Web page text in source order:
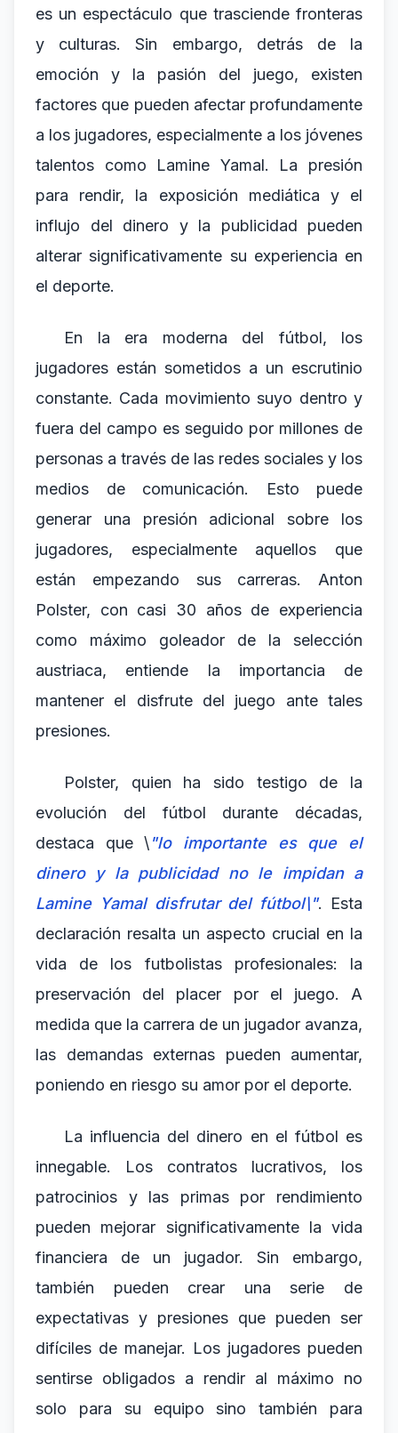
es un espectáculo que trasciende fronteras
y culturas. Sin embargo, detrás de la
emoción y la pasión del juego, existen
factores que pueden afectar profundamente
a los jugadores, especialmente a los jóvenes
talentos como Lamine Yamal. La presión
para rendir, la exposición mediática y el
influjo del dinero y la publicidad pueden
alterar significativamente su experiencia en
el deporte.
En la era moderna del fútbol, los
jugadores están sometidos a un escrutinio
constante. Cada movimiento suyo dentro y
fuera del campo es seguido por millones de
personas a través de las redes sociales y los
medios de comunicación. Esto puede
generar una presión adicional sobre los
jugadores, especialmente aquellos que
están empezando sus carreras. Anton
Polster, con casi 30 años de experiencia
como máximo goleador de la selección
austriaca, entiende la importancia de
mantener el disfrute del juego ante tales
presiones.
Polster, quien ha sido testigo de la
evolución del fútbol durante décadas,
destaca que \"lo importante es que el
dinero y la publicidad no le impidan a
Lamine Yamal disfrutar del fútbol\". Esta
declaración resalta un aspecto crucial en la
vida de los futbolistas profesionales: la
preservación del placer por el juego. A
medida que la carrera de un jugador avanza,
las demandas externas pueden aumentar,
poniendo en riesgo su amor por el deporte.
La influencia del dinero en el fútbol es
innegable. Los contratos lucrativos, los
patrocinios y las primas por rendimiento
pueden mejorar significativamente la vida
financiera de un jugador. Sin embargo,
también pueden crear una serie de
expectativas y presiones que pueden ser
difíciles de manejar. Los jugadores pueden
sentirse obligados a rendir al máximo no
solo para su equipo sino también para